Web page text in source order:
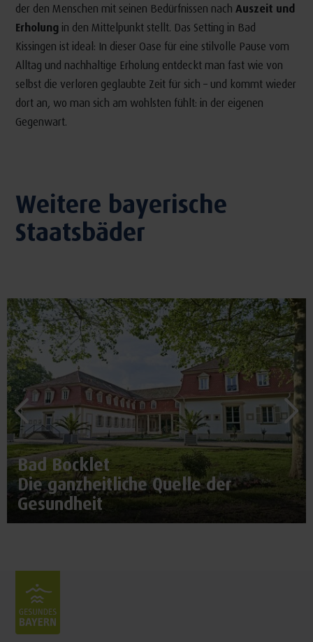
der den Menschen mit seinen Bedürfnissen nach Auszeit und
Erholungin den Mittelpunkt stellt. Das Setting in Bad
Kissingen ist ideal: In dieser Oase für eine stilvolle Pause vom
Alltag und nachhaltige Erholung entdeckt man fast wie von
selbst die verloren geglaubte Zeit für sich – und kommt wieder
dort an, wo man sich am wohlsten fühlt: in der eigenen
Gegenwart.
Weitere bayerische
Staatsbäder
Bad Bocklet
Die ganzheitliche Quelle der
Gesundheit